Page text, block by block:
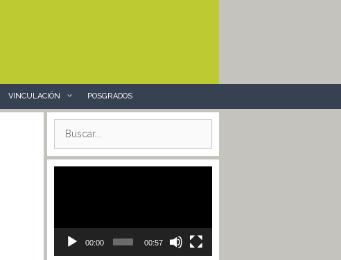
VINCULACIÓN POSGRADOS
00:00 00:57